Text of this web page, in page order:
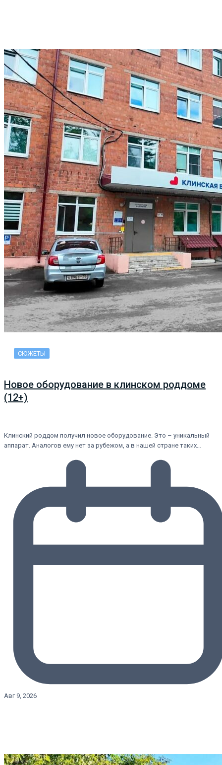
СЮЖЕТЫ
Новое оборудование в клинском роддоме
(12+)
Клинский роддом получил новое оборудование. Это – уникальный
аппарат. Аналогов ему нет за рубежом, а в нашей стране таких…
Авг 9, 2026